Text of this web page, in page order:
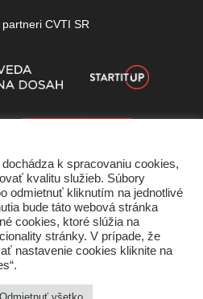
partneri CVTI SR
Vydavateľ
súkromia Štatút súťaží
k spracovaniu cookies,
kvalitu služieb. Súbory
odmietnuť kliknutím na jednotlivé
bude táto webová stránka
cookies, ktoré slúžia na
stránky. V prípade, že
nastavenie cookies kliknite na